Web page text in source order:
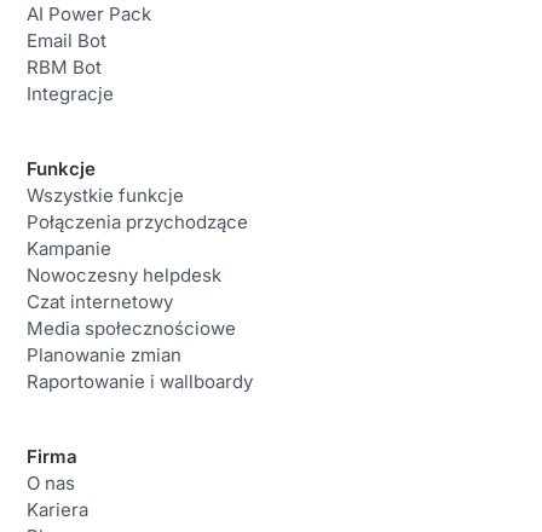
AI Power Pack
Email Bot
RBM Bot
Integracje
Funkcje
Wszystkie funkcje
Połączenia przychodzące
Kampanie
Nowoczesny helpdesk
Czat internetowy
Media społecznościowe
Planowanie zmian
Raportowanie i wallboardy
Firma
O nas
Kariera